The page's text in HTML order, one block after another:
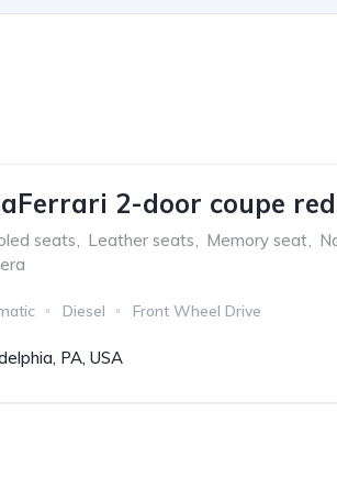
2-door coupe red
seats, Leather seats, Memory seat,
Diesel Front Wheel Drive
PA, USA